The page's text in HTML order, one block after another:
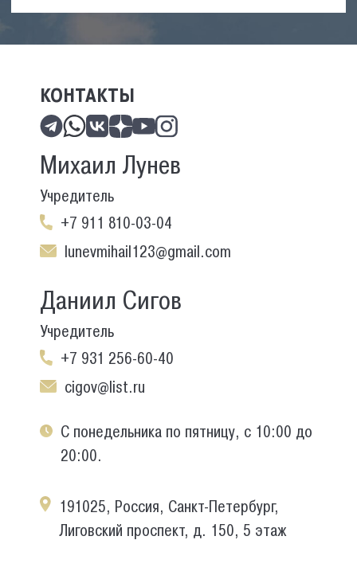
КОНТАКТЫ
Михаил Лунев
Учредитель
+7 911 810-03-04
lunevmihail123@gmail.com
Даниил Сигов
Учредитель
+7 931 256-60-40
cigov@list.ru
С понедельника по пятницу, с 10:00 до
20:00.
191025, Россия, Санкт-Петербург,
Лиговский проспект, д. 150, 5 этаж